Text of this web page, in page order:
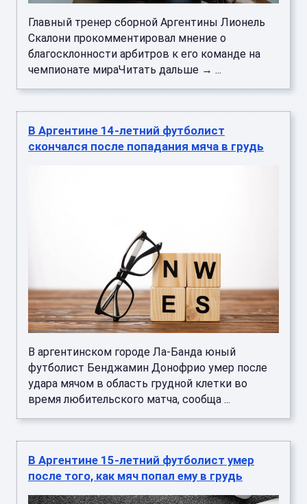
Главный тренер сборной Аргентины Лионель
Скалони прокомментировал мнение о
благосклонности арбитров к его команде на
чемпионате мираЧитать дальше → ...
В Аргентине 14-летний футболист
скончался после попадания мяча в грудь
В аргентинском городе Ла-Банда юный
футболист Бенджамин Донофрио умер после
удара мячом в область грудной клетки во
время любительского матча, сообща ...
В Аргентине 15‑летний футболист умер
после того, как мяч попал ему в грудь